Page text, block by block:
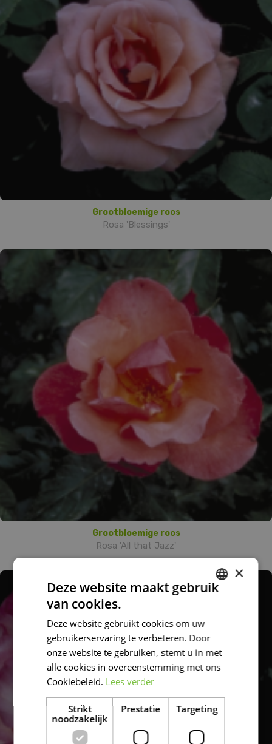
Grootbloemige roos
Rosa 'Blessings'
Grootbloemige roos
Rosa 'All that Jazz'
×
Deze website maakt gebruik
van cookies.
Deze website gebruikt cookies om uw
gebruikerservaring te verbeteren. Door
onze website te gebruiken, stemt u in met
alle cookies in overeenstemming met ons
Cookiebeleid. Lees verder
Strikt
noodzakelijk
Prestatie Targeting